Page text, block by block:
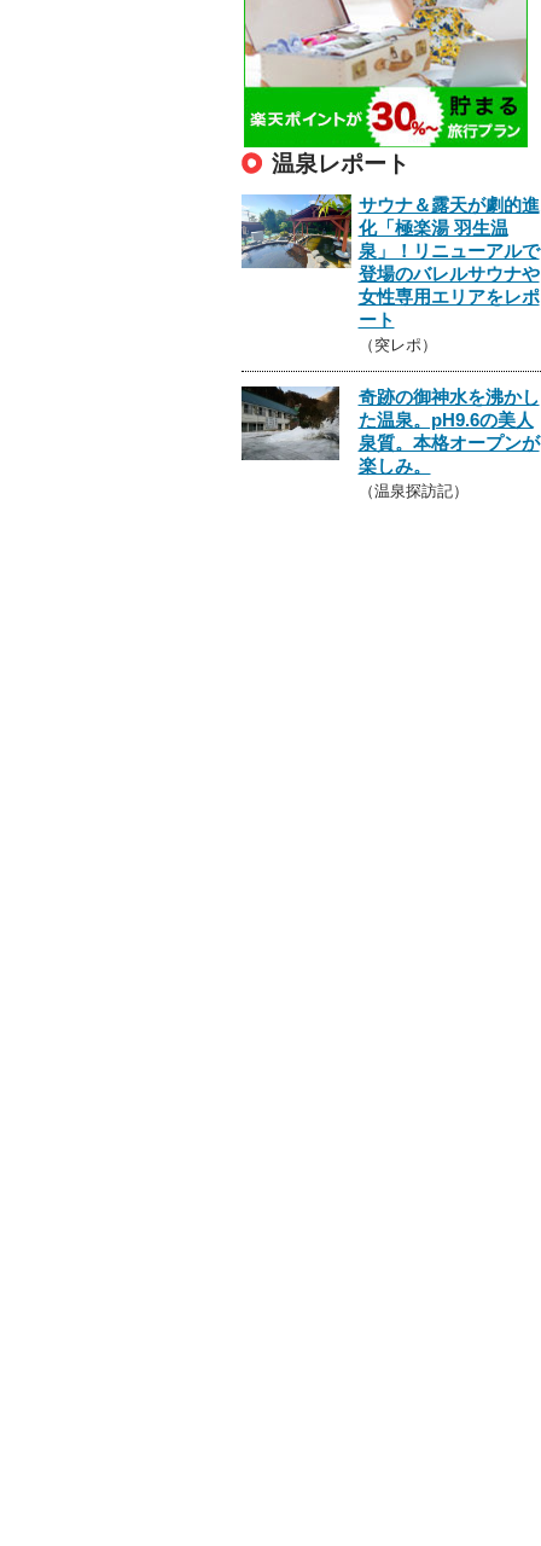
温泉レポート
サウナ＆露天が劇的進
化「極楽湯 羽生温
泉」！リニューアルで
登場のバレルサウナや
女性専用エリアをレポ
ート
（突レポ）
奇跡の御神水を沸かし
た温泉。pH9.6の美人
泉質。本格オープンが
楽しみ。
（温泉探訪記）